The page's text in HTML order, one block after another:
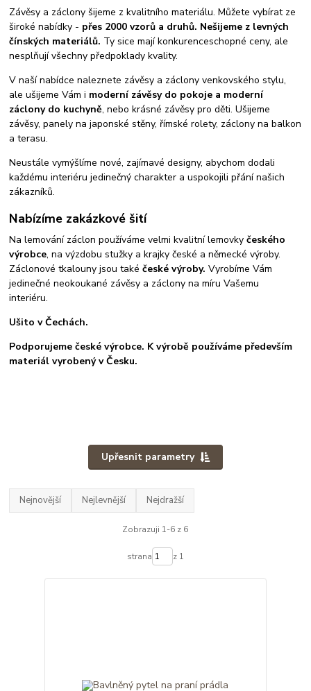
Závěsy a záclony šijeme z kvalitního materiálu. Můžete vybírat ze
široké nabídky - přes 2000 vzorů a druhů. Nešijeme z levných
čínských materiálů. Ty sice mají konkurenceschopné ceny, ale
nesplňují všechny předpoklady kvality.
V naší nabídce naleznete závěsy a záclony venkovského stylu,
ale ušijeme Vám i moderní závěsy do pokoje a moderní
záclony do kuchyně, nebo krásné závěsy pro děti. Ušijeme
závěsy, panely na japonské stěny, římské rolety, záclony na balkon
a terasu.
Neustále vymýšlíme nové, zajímavé designy, abychom dodali
každému interiéru jedinečný charakter a uspokojili přání našich
zákazníků.
Nabízíme zakázkové šití
Na lemování záclon používáme velmi kvalitní lemovkyčeského
výrobce, na výzdobu stužky a krajky české a německé výroby.
Záclonové tkalouny jsou takéčeské výroby. Vyrobíme Vám
jedinečné neokoukané závěsy a záclony na míru Vašemu
interiéru.
Ušito v Čechách.
Podporujeme české výrobce. K výrobě používáme především
materiál vyrobený v Česku.
Upřesnit parametry
Nejnovější Nejlevnější Nejdražší
Zobrazuji 1-6 z 6
strana z 1